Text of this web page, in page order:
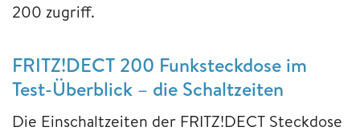
200 zugriff.
FRITZ!DECT 200 Funksteckdose im
Test-Überblick – die Schaltzeiten
Die Einschaltzeiten der FRITZ!DECT Steckdose